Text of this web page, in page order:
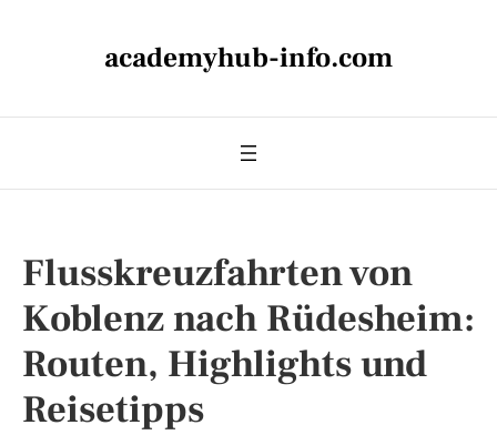
academyhub-info.com
Flusskreuzfahrten von
Koblenz nach Rüdesheim:
Routen, Highlights und
Reisetipps